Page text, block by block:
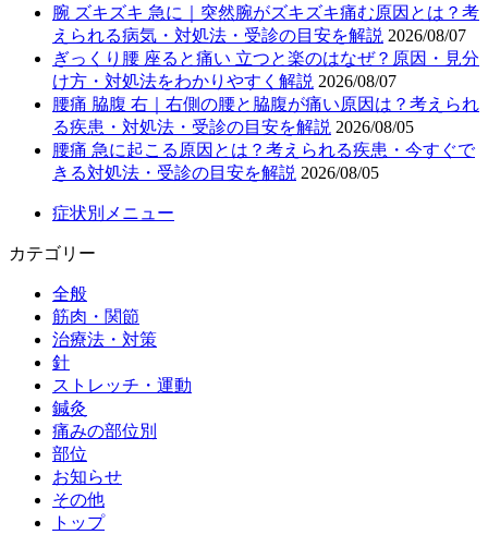
腕 ズキズキ 急に｜突然腕がズキズキ痛む原因とは？考
えられる病気・対処法・受診の目安を解説 2026/08/07
ぎっくり腰 座ると痛い 立つと楽のはなぜ？原因・見分
け方・対処法をわかりやすく解説 2026/08/07
腰痛 脇腹 右｜右側の腰と脇腹が痛い原因は？考えられ
る疾患・対処法・受診の目安を解説 2026/08/05
腰痛 急に起こる原因とは？考えられる疾患・今すぐで
きる対処法・受診の目安を解説 2026/08/05
症状別メニュー
カテゴリー
全般
筋肉・関節
治療法・対策
針
ストレッチ・運動
鍼灸
痛みの部位別
部位
お知らせ
その他
トップ